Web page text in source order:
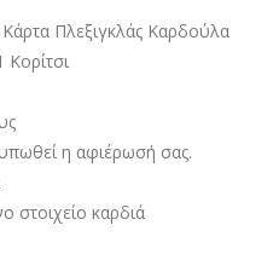
Πλεξιγκλάς Καρδούλα
η αφιέρωσή σας.
στοιχείο καρδιά